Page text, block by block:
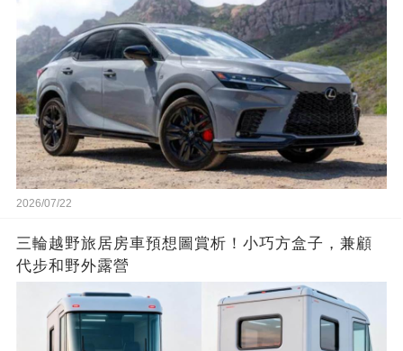
2026/07/22
三輪越野旅居房車預想圖賞析！小巧方盒子，兼顧
代步和野外露營